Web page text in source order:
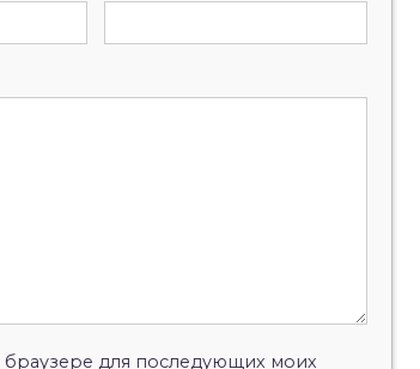
браузере для последующих моих